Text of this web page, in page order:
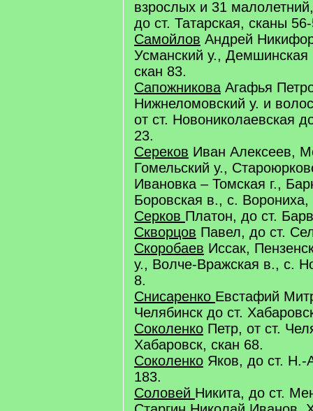
взрослых и 31
до ст. Татарская, сканы
Самойлов Андрей
Усманский у., Демшинская
скан 83.
Сапожникова Агафья
Нижнеломовский у. и
от ст. Новониколаевская
23.
Сереков Иван Алексеев,
Гомельский у.,
Ивановка – Томская г.,
Боровская в., с. Ворониха,
Серков Платон, до ст.
Скворцов Павел, до ст.
Скоробаев Иссак,
у., Волче-Вражская в., с.
8.
Снисаренко Евстафий
Челябинск до ст.
Соколенко Петр, от ст.
Хабаровск, скан 68.
Соколенко Яков, до ст. Н.-
183.
Соловей Никита, до ст.